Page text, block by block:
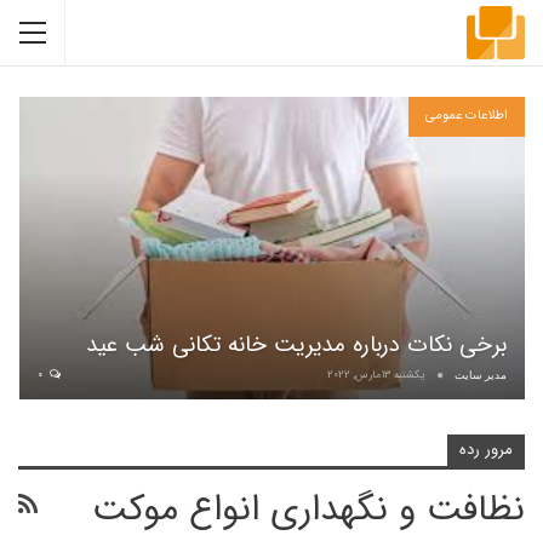
اطلاعات عمومی
برخی نکات درباره مدیریت خانه تکانی شب عید
مدیر سایت یکشنبه 13مارس, 2022
مرور رده
نظافت و نگهداری انواع موکت